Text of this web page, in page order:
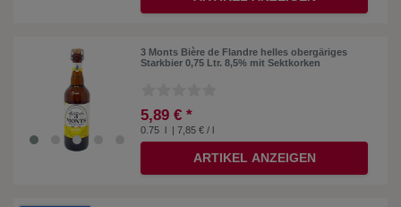
3 Monts Bière de Flandre helles obergäriges
Starkbier 0,75 Ltr. 8,5% mit Sektkorken
5,89 € *
0.75 | 7,85 € / l
ARTIKEL ANZEIGEN